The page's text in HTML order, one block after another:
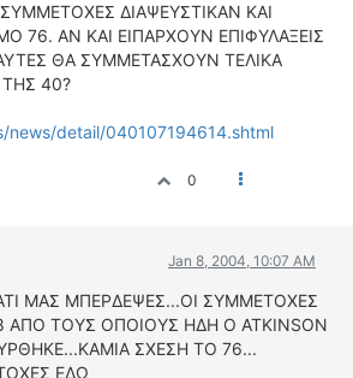
ΔΙΑΨΕΥΣΤΙΚΑΝ ΚΑΙ
76. ΑΝ ΚΑΙ ΕΙΠΑΡΧΟΥΝ ΕΠΙΦΥΛΑΞΕΙΣ
ΘΑ ΣΥΜΜΕΤΑΣΧΟΥΝ ΤΕΛΙΚΑ
40?
news/detail/040107194614.shtml
0
Jan 8, 2004, 10:07 AM
ΜΑΣ ΜΠΕΡΔΕΨΕΣ...ΟΙ ΣΥΜΜΕΤΟΧΕΣ
ΑΠΟ ΤΟΥΣ ΟΠΟΙΟΥΣ ΗΔΗ Ο ΑΤΚΙNSON
ΣΧΕΣΗ ΤΟ 76...
ΕΔΩ